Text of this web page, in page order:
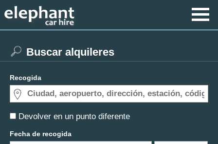
Devolver en un punto diferente
Buscar alquileres
Recogida
Fecha de recogida